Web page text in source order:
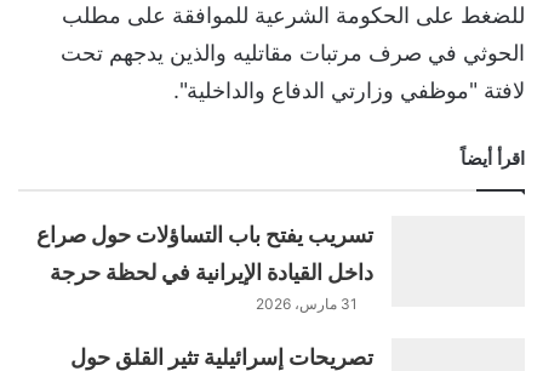
للضغط على الحكومة الشرعية للموافقة على مطلب
الحوثي في صرف مرتبات مقاتليه والذين يدجهم تحت
لافتة "موظفي وزارتي الدفاع والداخلية".
اقرأ أيضاً
تسريب يفتح باب التساؤلات حول صراع
داخل القيادة الإيرانية في لحظة حرجة
31 مارس، 2026
تصريحات إسرائيلية تثير القلق حول